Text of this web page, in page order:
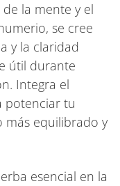
la mente y el
se cree
y la claridad
útil durante
Integra el
potenciar tu
más equilibrado y
esencial en la